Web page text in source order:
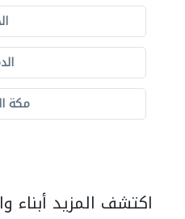
مكة
اكتشف المزيد أبناء